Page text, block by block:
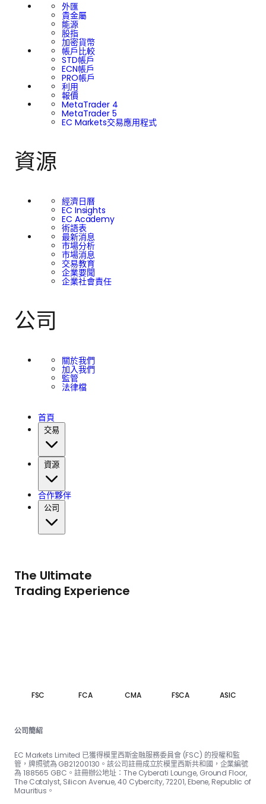
外匯
貴金屬
能源
股指
加密貨幣
帳戶比較
STD帳戶
ECN帳戶
PRO帳戶
利用
報價
MetaTrader 4
MetaTrader 5
EC Markets交易應用程式
資源
經濟日曆
EC Insights
EC Academy
術語表
最新消息
市場分析
市場消息
交易教育
企業要聞
企業社會責任
公司
關於我們
加入我們
監管
法律檔
首頁
交易
資源
合作夥伴
公司
The Ultimate
Trading Experience
FSC FCA CMA FSCA ASIC
公司簡紹
EC Markets Limited 已獲得模里西斯金融服務委員會 (FSC) 的授權和監
管，牌照號為 GB21200130。該公司註冊成立於模里西斯共和國，企業編號
為 188565 GBC。註冊辦公地址：The Cyber​​ati Lounge, Ground Floor,
The Catalyst, Silicon Avenue, 40 Cyber​​city, 72201, Ebene, Republic of
Mauritius。